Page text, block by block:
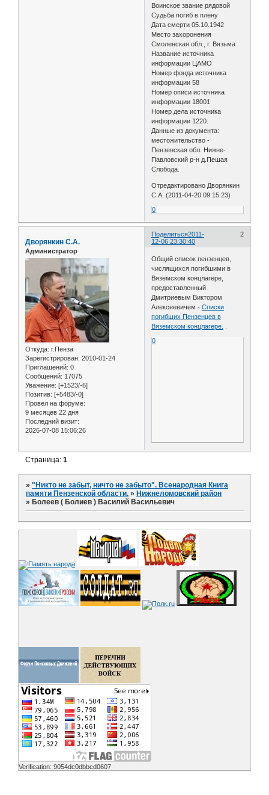
Воинское звание рядовой
Судьба погиб в плену
Дата смерти 05.10.1942
Место захоронения
Смоленская обл., г. Вязьма
Название источника
информации ЦАМО
Номер фонда источника
информации 58
Номер описи источника
информации 18001
Номер дела источника
информации 1220.
Данные из документа:
местожительство -
Пензенская обл. Нижне-
Павловский р-н д.Пешая
Слобода.
Отредактировано Дворянкин
С.А. (2011-04-20 09:15:23)
0
Поделиться 2
2011-
12-06 23:30:40
Дворянкин С.А.
Администратор
Откуда: г.Пенза
Зарегистрирован: 2010-01-24
Приглашений: 0
Сообщений: 17075
Уважение: [+1523/-6]
Позитив: [+5483/-0]
Провел на форуме:
9 месяцев 22 дня
Последний визит:
2026-07-08 15:06:26
Общий список пензенцев,
числящихся погибшими в
Вяземском концлагере,
предоставленный
Дмитриевым Виктором
Алексеевичем -Списки
погибших Пензенцев в
Вяземском концлагере.
0
Страница:1
»"Никто не забыт, ничто не забыто". Всенародная Книга
памяти Пензенской области. »Нижнеломовский район
»Болеев ( Болиев ) Василий Васильевич
Verification: 9054dc0dbbcd0607